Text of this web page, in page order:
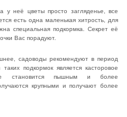
у неё цветы просто загляденье, все
есть одна маленькая хитрость, для
специальная подкормка. Секрет её
Вас порадуют.
садоводы рекомендуют в период
подкормок является касторовое
становится пышным и более
крупными и получают более